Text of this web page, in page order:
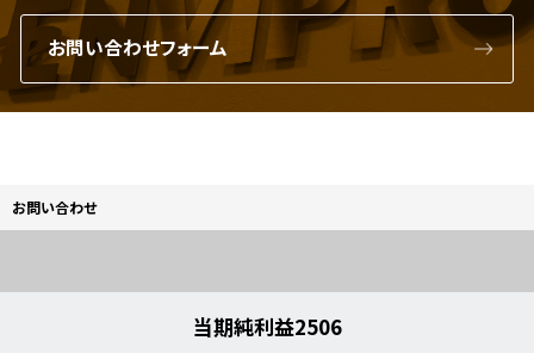
お問い合わせフォーム
お問い合わせ
当期純利益2506